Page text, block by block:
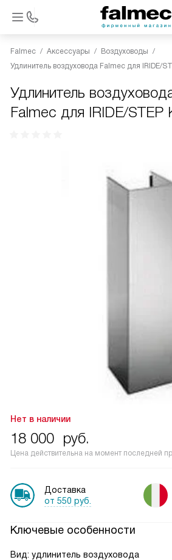
Falmec Аксессуары
Воздуховоды
Удлинитель воздуховода Falmec для IRIDE/
Удлинитель
Falmec для IRIDE/STEP
Нет в наличии
18 000 руб.
Цена действительна на момент последней
Доставка
от 550 руб.
Ключевые особенности
Вид: удлинитель воздуховода